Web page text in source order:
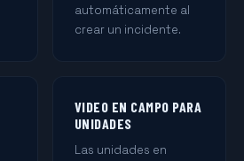
automáticamente al
crear un incidente.
VIDEO EN CAMPO PARA
UNIDADES
Las unidades en